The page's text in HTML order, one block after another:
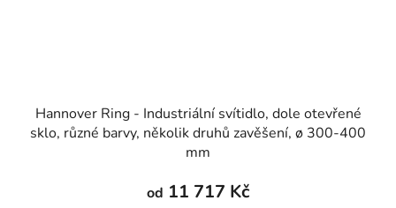
Hannover Ring - Industriální svítidlo, dole otevřené
sklo, různé barvy, několik druhů zavěšení, ø 300-400
mm
od 11 717 Kč